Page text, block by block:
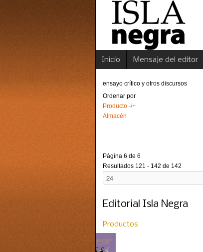
Inicio Mensaje del editor
ensayo crítico y otros discursos
Ordenar por
Producto -/+
Almacén
Página 6 de 6
Resultados 121 - 142 de 142
Editorial Isla Negra
Productos